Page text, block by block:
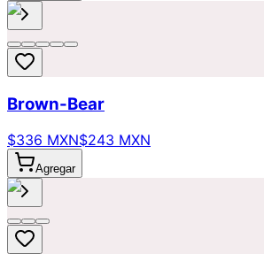
Brown-Bear
$336 MXN$243 MXN
Agregar